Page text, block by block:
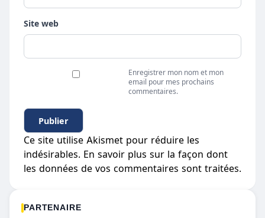
Site web
Enregistrer mon nom et mon
email pour mes prochains
commentaires.
Ce site utilise Akismet pour réduire les
indésirables. En savoir plus sur la façon dont
les données de vos commentaires sont traitées.
PARTENAIRE